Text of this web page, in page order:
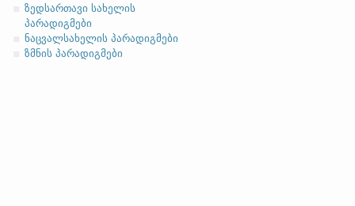
ზედსართავი სახელის
პარადიგმები
ნაცვალსახელის პარადიგმები
ზმნის პარადიგმები